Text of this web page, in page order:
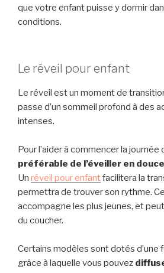
que votre enfant puisse y dormir
conditions.
Le réveil pour enfant
Le réveil est un moment de
passe d’un sommeil profond à des
intenses.
Pour l’aider à commencer la journée
préférable de l’éveiller en
Un réveil pour enfantfacilitera la
permettra de trouver son rythme.
accompagne les plus jeunes, et peut
du coucher.
Certains modèles sont dotés d’une
grâce à laquelle vous pouvez